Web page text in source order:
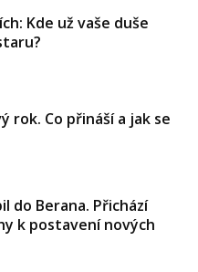
Kde už vaše duše
rok. Co přináší a jak se
do Berana. Přichází
k postavení nových